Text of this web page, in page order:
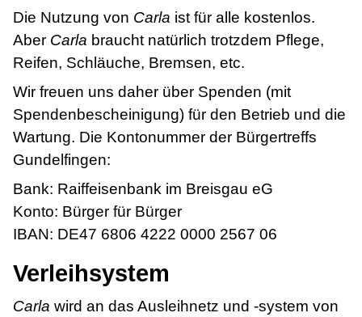
Die Nutzung von Carla ist für alle kostenlos.
Aber Carla braucht natürlich trotzdem Pflege,
Reifen, Schläuche, Bremsen, etc.
Wir freuen uns daher über Spenden (mit
Spendenbescheinigung) für den Betrieb und die
Wartung. Die Kontonummer der Bürgertreffs
Gundelfingen:
Bank: Raiffeisenbank im Breisgau eG
Konto: Bürger für Bürger
IBAN: DE47 6806 4222 0000 2567 06
Verleihsystem
Carla wird an das Ausleihnetz und -system von